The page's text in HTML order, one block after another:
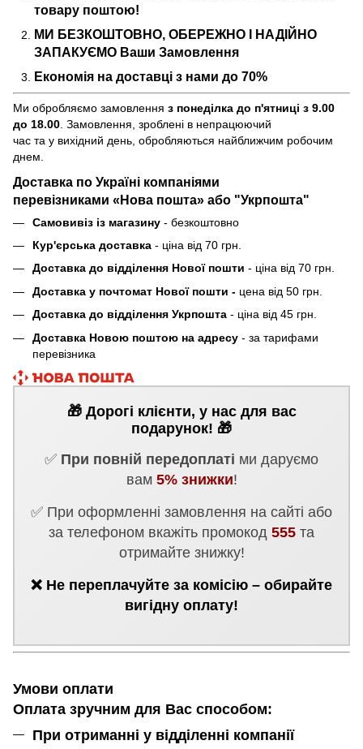
товару поштою!
МИ БЕЗКОШТОВНО, ОБЕРЕЖНО І НАДІЙНО
ЗАПАКУЄМО Ваши Замовлення
Економія на доставці з нами до 70%
Ми обробляємо замовлення з понеділка до п'ятниці з 9.00
до 18.00 . Замовлення, зроблені в непрацюючий
час та у вихідний день, обробляються найближчим робочим
днем.
Доставка по Україні компаніями
перевізниками «Нова пошта» або "Укрпошта"
Самовивіз із магазину - безкоштовно
Кур'єрська доставка - ціна від 70 грн.
Доставка до відділення Нової пошти - ціна від 70 грн.
Доставка у почтомат Нової пошти - цена від 50 грн.
Доставка до відділення Укрпошта - ціна від 45 грн.
Доставка Новою поштою на адресу - за тарифами
перевізника
🎁 Дорогі клієнти, у нас для вас
подарунок! 🎁
✅ При повній передоплаті ми даруємо
вам 5% знижки!
✅ При оформленні замовлення на сайті або
за телефоном вкажіть промокод 555 та
отримайте знижку!
❌ Не переплачуйте за комісію – обирайте
вигідну оплату!
Умови оплати
Оплата зручним для Вас способом:
При отриманні у відділенні компанії